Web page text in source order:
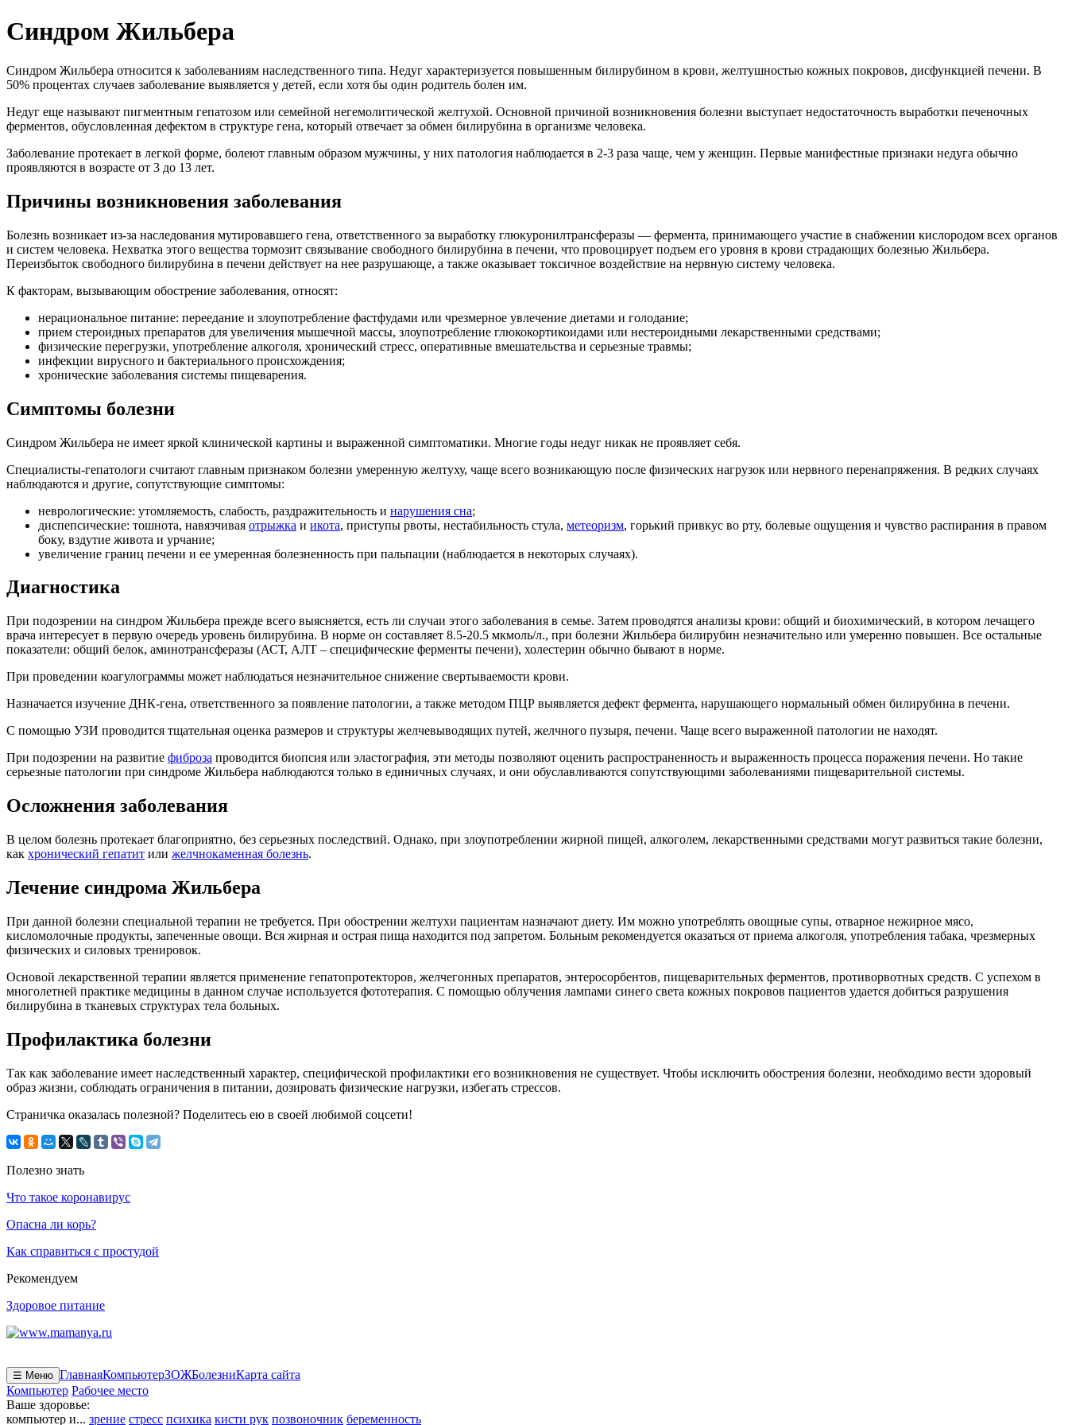
Синдром Жильбера
Синдром Жильбера относится к заболеваниям наследственного типа. Недуг характеризуется повышенным билирубином в крови, желтушностью кожных покровов, дисфункцией печени. В
50% процентах случаев заболевание выявляется у детей, если хотя бы один родитель болен им.
Недуг еще называют пигментным гепатозом или семейной негемолитической желтухой. Основной причиной возникновения болезни выступает недостаточность выработки печеночных
ферментов, обусловленная дефектом в структуре гена, который отвечает за обмен билирубина в организме человека.
Заболевание протекает в легкой форме, болеют главным образом мужчины, у них патология наблюдается в 2-3 раза чаще, чем у женщин. Первые манифестные признаки недуга обычно
проявляются в возрасте от 3 до 13 лет.
Причины возникновения заболевания
Болезнь возникает из-за наследования мутировавшего гена, ответственного за выработку глюкуронилтрансферазы — фермента, принимающего участие в снабжении кислородом всех органов
и систем человека. Нехватка этого вещества тормозит связывание свободного билирубина в печени, что провоцирует подъем его уровня в крови страдающих болезнью Жильбера.
Переизбыток свободного билирубина в печени действует на нее разрушающе, а также оказывает токсичное воздействие на нервную систему человека.
К факторам, вызывающим обострение заболевания, относят:
нерациональное питание: переедание и злоупотребление фастфудами или чрезмерное увлечение диетами и голодание;
прием стероидных препаратов для увеличения мышечной массы, злоупотребление глюкокортикоидами или нестероидными лекарственными средствами;
физические перегрузки, употребление алкоголя, хронический стресс, оперативные вмешательства и серьезные травмы;
инфекции вирусного и бактериального происхождения;
хронические заболевания системы пищеварения.
Симптомы болезни
Синдром Жильбера не имеет яркой клинической картины и выраженной симптоматики. Многие годы недуг никак не проявляет себя.
Специалисты-гепатологи считают главным признаком болезни умеренную желтуху, чаще всего возникающую после физических нагрузок или нервного перенапряжения. В редких случаях
наблюдаются и другие, сопутствующие симптомы:
неврологические: утомляемость, слабость, раздражительность и нарушения сна;
диспепсические: тошнота, навязчивая отрыжка и икота, приступы рвоты, нестабильность стула, метеоризм, горький привкус во рту, болевые ощущения и чувство распирания в правом
боку, вздутие живота и урчание;
увеличение границ печени и ее умеренная болезненность при пальпации (наблюдается в некоторых случаях).
Диагностика
При подозрении на синдром Жильбера прежде всего выясняется, есть ли случаи этого заболевания в семье. Затем проводятся анализы крови: общий и биохимический, в котором лечащего
врача интересует в первую очередь уровень билирубина. В норме он составляет 8.5-20.5 мкмоль/л., при болезни Жильбера билирубин незначительно или умеренно повышен. Все остальные
показатели: общий белок, аминотрансферазы (АСТ, АЛТ – специфические ферменты печени), холестерин обычно бывают в норме.
При проведении коагулограммы может наблюдаться незначительное снижение свертываемости крови.
Назначается изучение ДНК-гена, ответственного за появление патологии, а также методом ПЦР выявляется дефект фермента, нарушающего нормальный обмен билирубина в печени.
С помощью УЗИ проводится тщательная оценка размеров и структуры желчевыводящих путей, желчного пузыря, печени. Чаще всего выраженной патологии не находят.
При подозрении на развитие фиброза проводится биопсия или эластография, эти методы позволяют оценить распространенность и выраженность процесса поражения печени. Но такие
серьезные патологии при синдроме Жильбера наблюдаются только в единичных случаях, и они обуславливаются сопутствующими заболеваниями пищеварительной системы.
Осложнения заболевания
В целом болезнь протекает благоприятно, без серьезных последствий. Однако, при злоупотреблении жирной пищей, алкоголем, лекарственными средствами могут развиться такие болезни,
как хронический гепатит или желчнокаменная болезнь.
Лечение синдрома Жильбера
При данной болезни специальной терапии не требуется. При обострении желтухи пациентам назначают диету. Им можно употреблять овощные супы, отварное нежирное мясо,
кисломолочные продукты, запеченные овощи. Вся жирная и острая пища находится под запретом. Больным рекомендуется оказаться от приема алкоголя, употребления табака, чрезмерных
физических и силовых тренировок.
Основой лекарственной терапии является применение гепатопротекторов, желчегонных препаратов, энтеросорбентов, пищеварительных ферментов, противорвотных средств. С успехом в
многолетней практике медицины в данном случае используется фототерапия. С помощью облучения лампами синего света кожных покровов пациентов удается добиться разрушения
билирубина в тканевых структурах тела больных.
Профилактика болезни
Так как заболевание имеет наследственный характер, специфической профилактики его возникновения не существует. Чтобы исключить обострения болезни, необходимо вести здоровый
образ жизни, соблюдать ограничения в питании, дозировать физические нагрузки, избегать стрессов.
Страничка оказалась полезной? Поделитесь ею в своей любимой соцсети!
Полезно знать
Что такое коронавирус
Опасна ли корь?
Как справиться с простудой
Рекомендуем
Здоровое питание
☰ Меню ГлавнаяКомпьютерЗОЖБолезниКарта сайта
Компьютер Рабочее место
Ваше здоровье:
компьютер и... зрение стресс психика кисти рук позвоночник беременность